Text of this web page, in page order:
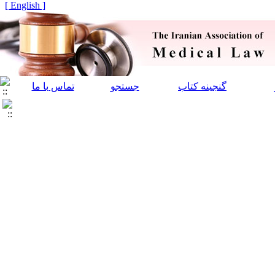
[ English ]
گنجینه کتاب جستجو تماس با ما